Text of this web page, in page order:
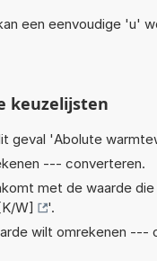
een eenvoudige 'u'
keuzelijsten
geval 'Abolute
--- converteren.
met de waarde
W]
'.
wilt omrekenen ---